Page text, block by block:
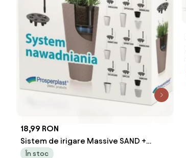
18,99 RON
Sistem de irigare Massive SAND +
SANDY Slim IZWKO280
În stoc